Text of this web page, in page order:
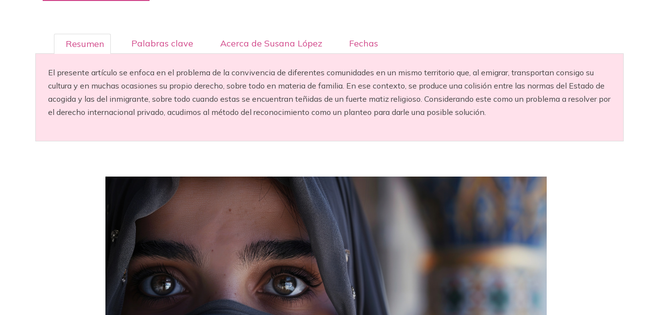
Resumen Palabras clave Acerca de Susana López Fechas
El presente artículo se enfoca en el problema de la convivencia de diferentes comunidades en un mismo territorio que, al emigrar, transportan consigo su
cultura y en muchas ocasiones su propio derecho, sobre todo en materia de familia. En ese contexto, se produce una colisión entre las normas del Estado de
acogida y las del inmigrante, sobre todo cuando estas se encuentran teñidas de un fuerte matiz religioso. Considerando este como un problema a resolver por
el derecho internacional privado, acudimos al método del reconocimiento como un planteo para darle una posible solución.